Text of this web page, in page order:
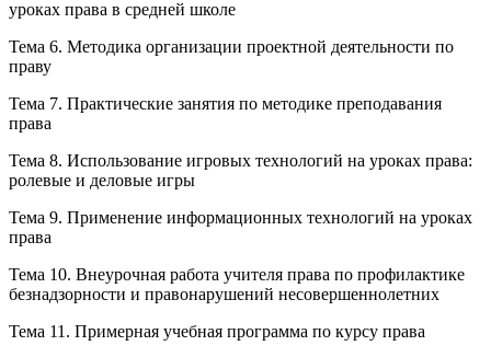
уроках права в средней школе
Тема 6. Методика организации проектной деятельности по
праву
Тема 7. Практические занятия по методике преподавания
права
Тема 8. Использование игровых технологий на уроках права:
ролевые и деловые игры
Тема 9. Применение информационных технологий на уроках
права
Тема 10. Внеурочная работа учителя права по профилактике
безнадзорности и правонарушений несовершеннолетних
Тема 11. Примерная учебная программа по курсу права